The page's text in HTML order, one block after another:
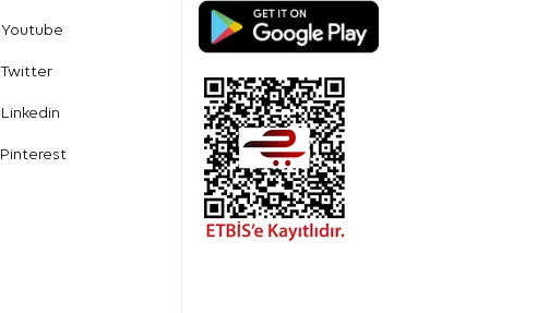
Youtube
Twitter
Linkedin
Pinterest